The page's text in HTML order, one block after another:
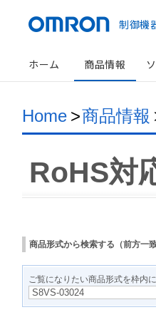
制御機
ホーム 商品情報
Home >商品情報
RoHS対
商品形式から検索する（前方一致
ご覧になりたい商品形式を枠内